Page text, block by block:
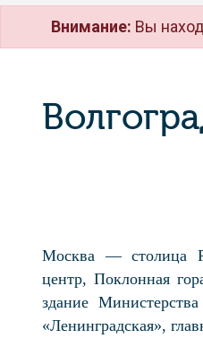
Внимание: Вы
Москва — столица
центр, Поклонная
здание
«Ленинградская»,